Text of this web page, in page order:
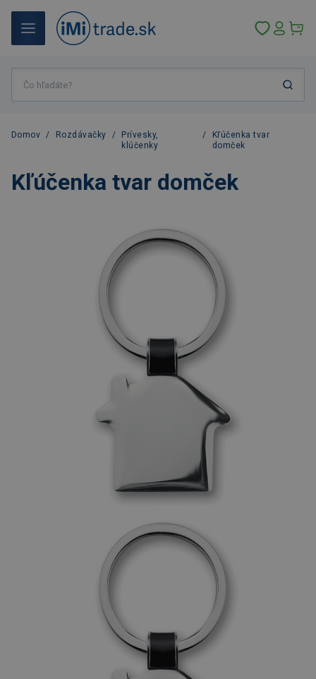
Domov / Rozdávačky /
Prívesky,
klúčenky
/
Kľúčenka tvar
domček
Kľúčenka tvar domček